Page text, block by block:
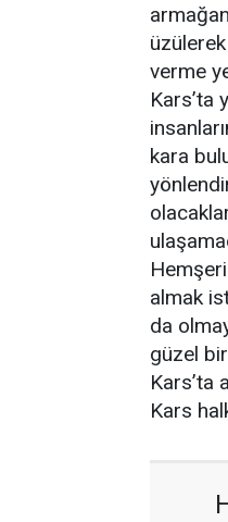
verme
Kars’ta
kara
almak
da
güzel
Kars’ta
Kars